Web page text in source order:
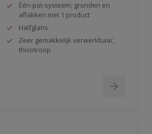
Één-pot-systeem; gronden en
aflakken met 1 product
Halfglans
Zeer gemakkelijk verwerkbaar,
thixotroop